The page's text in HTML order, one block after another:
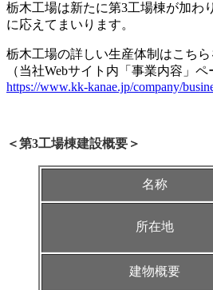
栃木工場は新たに第3工場棟が加わ
に応えてまいります。
栃木工場の詳しい生産体制はこちら
（当社Webサイト内「事業内容」ペ
https://www.kk-kanae.jp/company/
＜第3工場棟建設概要＞
名称
所在地
建物概要